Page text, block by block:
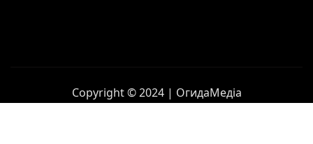
Copyright © 2024 | ОгидаМедіа